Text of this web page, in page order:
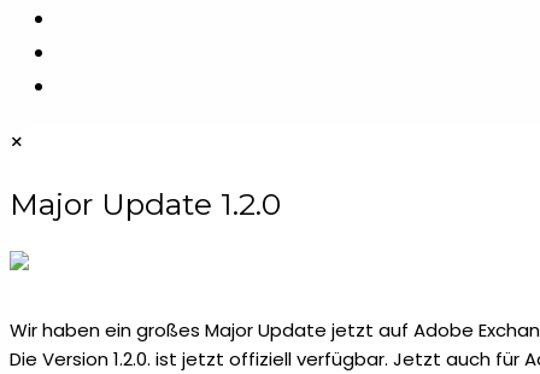
durchsuchen
×
Major Update 1.2.0
Wir haben ein großes Major Update jetzt auf Adobe
Die Version 1.2.0. ist jetzt offiziell verfügbar. Jetzt auch für